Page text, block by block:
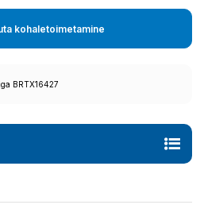
kohaletoimetamine
BRTX16427